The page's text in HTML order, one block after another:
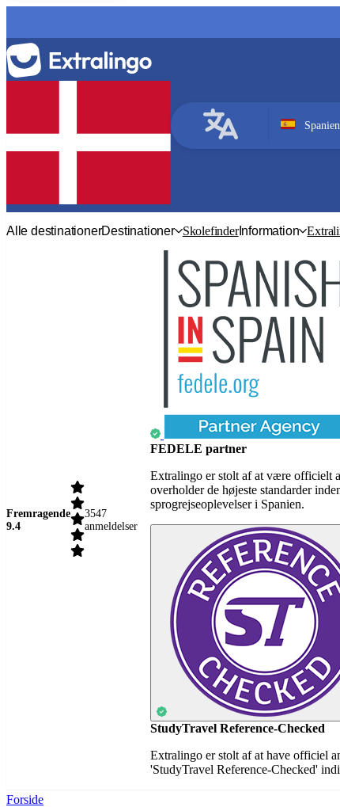
Spansk
Spanien, Valencia
Alle destinationerDestinationer SkolefinderInformation
Fremragende
9.4
3547
anmeldelser
FEDELE partner
Extralingo er stolt af at være officielt
overholder de højeste standarder
sprogrejseoplevelser i Spanien.
StudyTravel Reference-Checked
Extralingo er stolt af at have officiel
'StudyTravel Reference-Checked'
Forside